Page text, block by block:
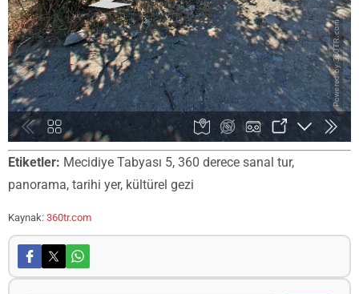
Etiketler: Mecidiye Tabyası 5, 360 derece sanal tur,
panorama, tarihi yer, kültürel gezi
Kaynak: 360tr.com